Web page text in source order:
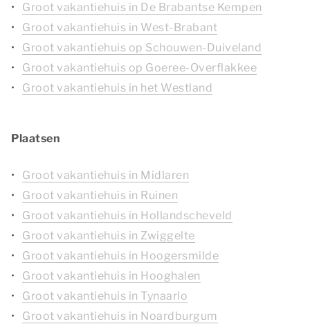
Groot vakantiehuis in De Brabantse Kempen
Groot vakantiehuis in West-Brabant
Groot vakantiehuis op Schouwen-Duiveland
Groot vakantiehuis op Goeree-Overflakkee
Groot vakantiehuis in het Westland
Plaatsen
Groot vakantiehuis in Midlaren
Groot vakantiehuis in Ruinen
Groot vakantiehuis in Hollandscheveld
Groot vakantiehuis in Zwiggelte
Groot vakantiehuis in Hoogersmilde
Groot vakantiehuis in Hooghalen
Groot vakantiehuis in Tynaarlo
Groot vakantiehuis in Noardburgum